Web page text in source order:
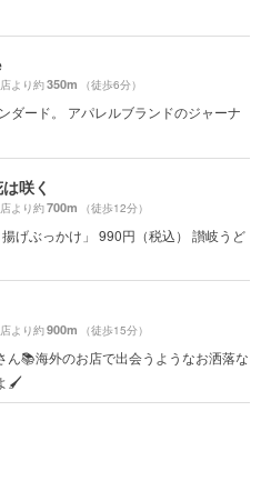
より約350m （徒歩6分）
ダード。 アパレルブランドのジャーナ
咲く
より約700m （徒歩12分）
揚げぶっかけ」 990円（税込） 讃岐うど
より約900m （徒歩15分）
ん📚海外のお店で出会うようなお洒落な
🖌